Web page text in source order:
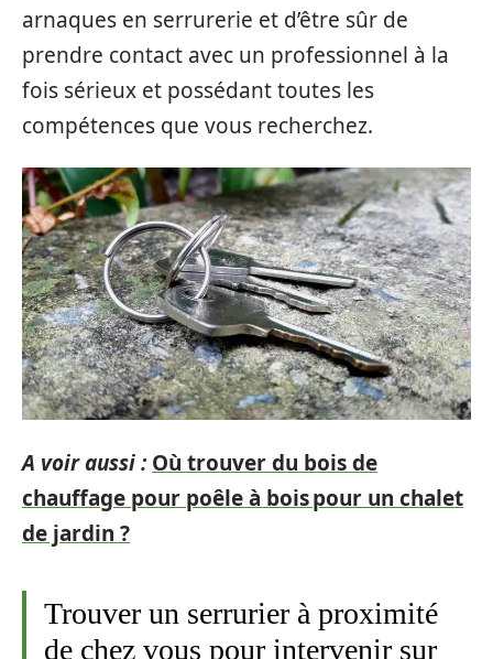
arnaques en serrurerie et d’être sûr de
prendre contact avec un professionnel à la
fois sérieux et possédant toutes les
compétences que vous recherchez.
A voir aussi : Où trouver du bois de
chauffage pour poêle à bois pour un chalet
de jardin ?
Trouver un serrurier à proximité
de chez vous pour intervenir sur